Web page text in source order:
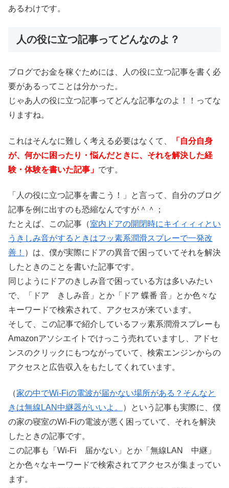
あるわけです。
人の役に立つ記事ってどんなのよ？
ブログでお金を稼ぐためには、人の役に立つ記事を書く必
要があるってことは分かった。
じゃあ人の役に立つ記事ってどんな記事なのよ！！ってな
りますね。
これはそんなに難しく考える必要はなくて、
「自分自身
が、何かに困ったり・悩んだときに、それを解決した経
験・体験を書いた記事」 です。
「人の役に立つ記事を書こう！」と言って、自分のブログ
記事を例に出すのも恐縮なんですが＾＾；
たとえば、この記事（室内ドアの開閉時にキイィィィとい
うきしみ音がするときはフッ素系潤滑スプレーで一発改
善！ ）は、僕が実際にドアの異音で困っていてそれを解決
したときのことを書いた記事です。
同じようにドアのきしみ音で困っている方は多いみたい
で、「ドア きしみ音」とか「ドア 蝶番 音」とか色々な
キーワードで検索されて、アクセスが来ています。
そして、この記事で紹介しているフッ素系潤滑スプレーも
Amazonアソシエイトでけっこう売れていますし、アドセ
ンスのクリックにもつながっていて、検索エンジンからの
アクセスと広告収入をもたしてくれています。
（家の中でWi-Fiの電波が届かない場所がある？そんなと
きは無線LAN中継器がいいよ。
）という記事も実際に、僕
の家の寝室のWi-Fiの電波が悪く困っていて、それを解決
したときの記事です。
この記事も「Wi-Fi 届かない」とか「無線LAN 中継」
とか色々なキーワードで検索されてアクセスが集まってい
ます。